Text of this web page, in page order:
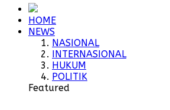
HOME
NEWS
NASIONAL
INTERNASIONAL
HUKUM
POLITIK
Featured